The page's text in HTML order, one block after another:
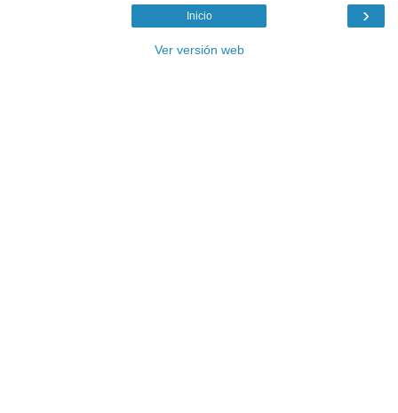
›
Inicio
Ver versión web